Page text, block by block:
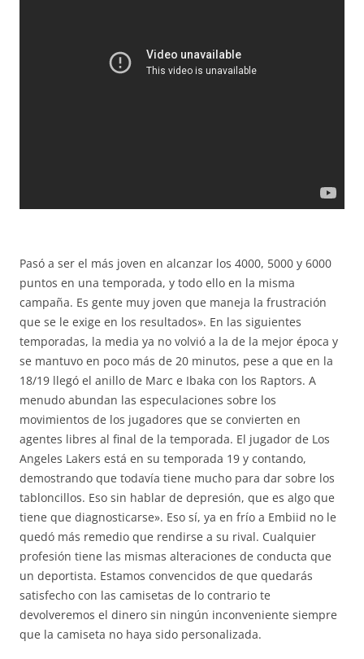
Pasó a ser el más joven en alcanzar los 4000, 5000 y 6000
puntos en una temporada, y todo ello en la misma
campaña. Es gente muy joven que maneja la frustración
que se le exige en los resultados». En las siguientes
temporadas, la media ya no volvió a la de la mejor época y
se mantuvo en poco más de 20 minutos, pese a que en la
18/19 llegó el anillo de Marc e Ibaka con los Raptors. A
menudo abundan las especulaciones sobre los
movimientos de los jugadores que se convierten en
agentes libres al final de la temporada. El jugador de Los
Angeles Lakers está en su temporada 19 y contando,
demostrando que todavía tiene mucho para dar sobre los
tabloncillos. Eso sin hablar de depresión, que es algo que
tiene que diagnosticarse». Eso sí, ya en frío a Embiid no le
quedó más remedio que rendirse a su rival. Cualquier
profesión tiene las mismas alteraciones de conducta que
un deportista. Estamos convencidos de que quedarás
satisfecho con las camisetas de lo contrario te
devolveremos el dinero sin ningún inconveniente siempre
que la camiseta no haya sido personalizada.